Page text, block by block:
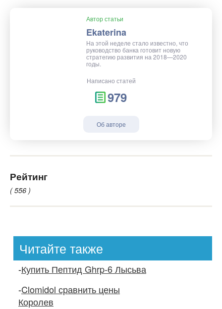
Автор статьи
Ekaterina
На этой неделе стало известно, что
руководство банка готовит новую
стратегию развития на 2018—2020
годы.
Написано статей
979
Об авторе
Рейтинг
( 556 )
Читайте также
-Купить Пептид Ghrp-6 Лысьва
-Clomidol сравнить цены
Королев